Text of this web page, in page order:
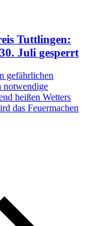
Tuttlingen:
Juli gesperrt
gefährlichen
notwendige
heißen Wetters
das Feuermachen